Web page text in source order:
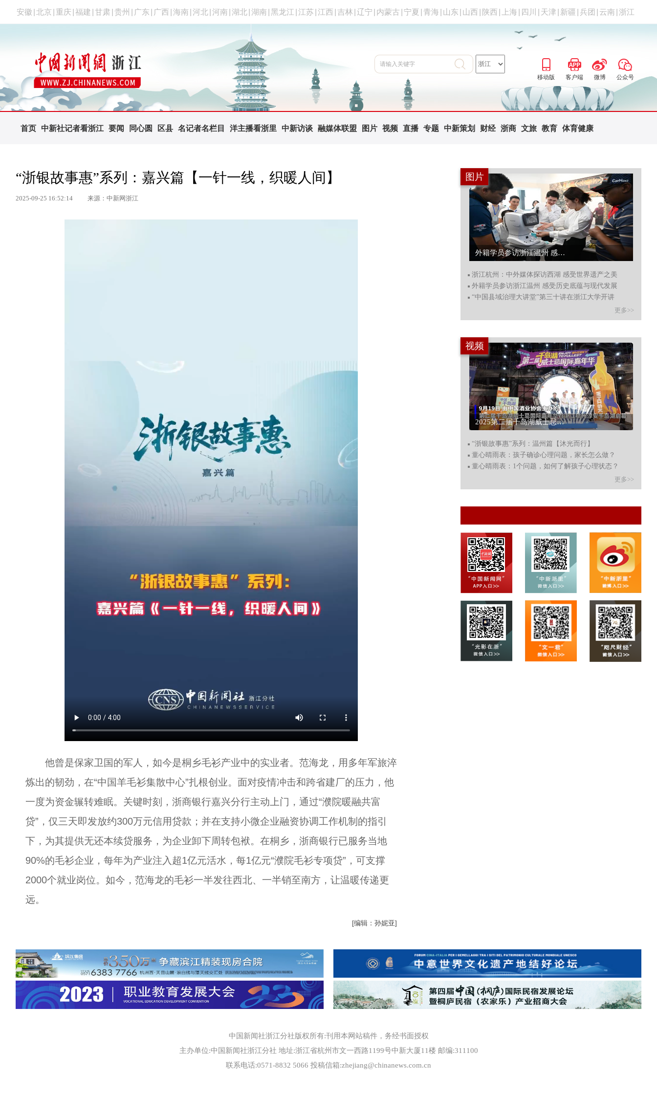
安徽 北京 重庆 福建 甘肃 贵州 广东 广西 海南 河北 河南 湖北 湖南 黑龙江 江苏 江西 吉林 辽宁 内蒙古 宁夏 青海 山东 山西 陕西 上海 四川 天津 新疆 兵团 云南 浙江
移动版 客户端 微博 公众号
首页 中新社记者看浙江 要闻 同心圆 区县 名记者名栏目 洋主播看浙里 中新访谈 融媒体联盟 图片 视频 直播 专题 中新策划 财经 浙商 文旅 教育 体育健康
“浙银故事惠”系列：嘉兴篇【一针一线，织暖人间】
2025-09-25 16:52:14 来源：中新网浙江
他曾是保家卫国的军人，如今是桐乡毛衫产业中的实业者。范海龙，用多年军旅淬
炼出的韧劲，在“中国羊毛衫集散中心”扎根创业。面对疫情冲击和跨省建厂的压力，他
一度为资金辗转难眠。关键时刻，浙商银行嘉兴分行主动上门，通过“濮院暖融共富
贷”，仅三天即发放约300万元信用贷款；并在支持小微企业融资协调工作机制的指引
下，为其提供无还本续贷服务，为企业卸下周转包袱。在桐乡，浙商银行已服务当地
90%的毛衫企业，每年为产业注入超1亿元活水，每1亿元“濮院毛衫专项贷”，可支撑
2000个就业岗位。如今，范海龙的毛衫一半发往西北、一半销至南方，让温暖传递更
远。
[编辑：孙妮亚]
图片
外籍学员参访浙江温州 感受历史底蕴与现代发展...
浙江杭州：中外媒体探访西湖 感受世界遗产之美
外籍学员参访浙江温州 感受历史底蕴与现代发展
“中国县域治理大讲堂”第三十讲在浙江大学开讲
更多>>
视频
2025第二届千岛湖威士忌国际嘉年华在杭州淳安举行...
“浙银故事惠”系列：温州篇【沐光而行】
童心晴雨表：孩子确诊心理问题，家长怎么做？
童心晴雨表：1个问题，如何了解孩子心理状态？
更多>>
中国新闻社浙江分社版权所有:刊用本网站稿件，务经书面授权
主办单位:中国新闻社浙江分社 地址:浙江省杭州市文一西路1199号中新大厦11楼 邮编:311100
联系电话:0571-8832 5066 投稿信箱:zhejiang@chinanews.com.cn